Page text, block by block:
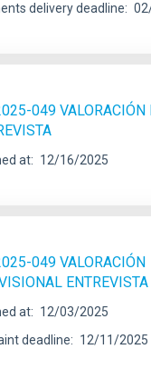
delivery deadline
049 VALORACIÓN
at 12/16/2025
049 VALORACIÓN
ENTREVISTA
at
12/03/2025
deadline
12/11/2025